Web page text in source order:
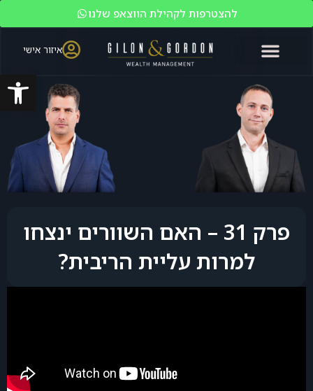
פתח
להצטרפות לקהילת הווצאפ שלנו
איזור אישי
פרק 31 – האם השוורים ינצחו
למרות עליית הריבית?